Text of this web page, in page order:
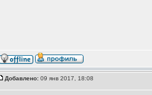
Добавлено:09 янв 2017, 18:08